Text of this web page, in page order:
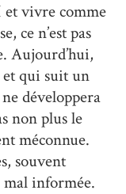
vivre comme
ce n’est pas
Aujourd’hui,
qui suit un
développera
non plus le
méconnue.
souvent
informée.